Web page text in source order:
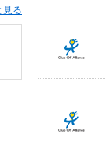
見る